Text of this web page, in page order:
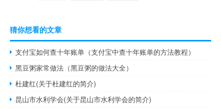
猜你想看的文章
支付宝如何查十年账单（支付宝中查十年账单的方法教程）
黑豆粥家常做法（黑豆粥的做法大全）
杜建红(关于杜建红的简介)
昆山市水利学会(关于昆山市水利学会的简介)